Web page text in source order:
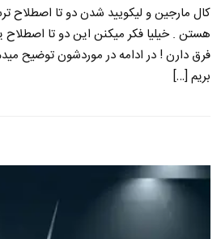
کال مارجین و لیکویید شدن دو تا اصطلاح
هستن . خیلیا فکر میکنن این دو تا
فرق دارن ! در ادامه در موردشون توضیح
بریم […]